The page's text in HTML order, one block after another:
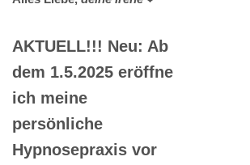
AKTUELL!!! Neu: Ab
dem 1.5.2025 eröffne
ich meine
persönliche
Hypnosepraxis vor